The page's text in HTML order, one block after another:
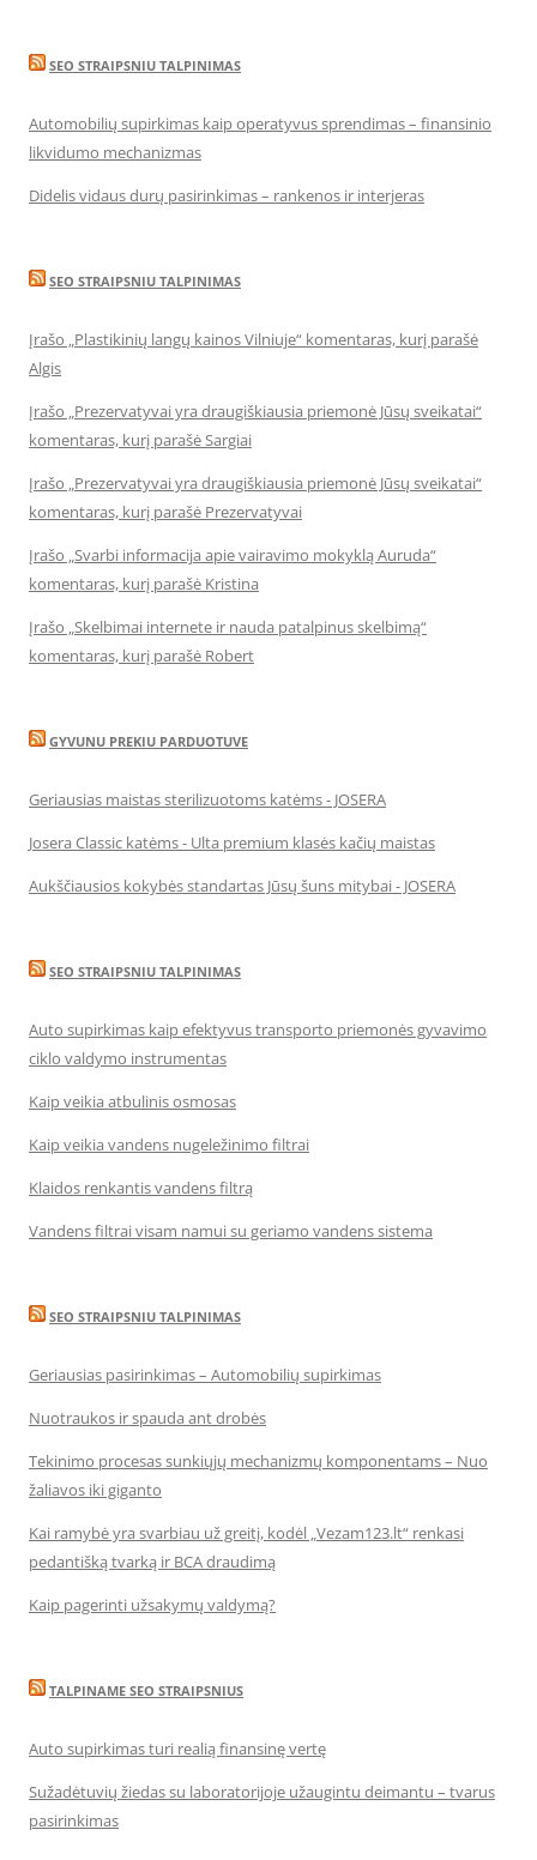
SEO STRAIPSNIU TALPINIMAS
Automobilių supirkimas kaip operatyvus sprendimas – finansinio
likvidumo mechanizmas
Didelis vidaus durų pasirinkimas – rankenos ir interjeras
SEO STRAIPSNIU TALPINIMAS
Įrašo „Plastikinių langų kainos Vilniuje“ komentaras, kurį parašė
Algis
Įrašo „Prezervatyvai yra draugiškiausia priemonė Jūsų sveikatai“
komentaras, kurį parašė Sargiai
Įrašo „Prezervatyvai yra draugiškiausia priemonė Jūsų sveikatai“
komentaras, kurį parašė Prezervatyvai
Įrašo „Svarbi informacija apie vairavimo mokyklą Auruda“
komentaras, kurį parašė Kristina
Įrašo „Skelbimai internete ir nauda patalpinus skelbimą“
komentaras, kurį parašė Robert
GYVUNU PREKIU PARDUOTUVE
Geriausias maistas sterilizuotoms katėms - JOSERA
Josera Classic katėms - Ulta premium klasės kačių maistas
Aukščiausios kokybės standartas Jūsų šuns mitybai - JOSERA
SEO STRAIPSNIU TALPINIMAS
Auto supirkimas kaip efektyvus transporto priemonės gyvavimo
ciklo valdymo instrumentas
Kaip veikia atbulinis osmosas
Kaip veikia vandens nugeležinimo filtrai
Klaidos renkantis vandens filtrą
Vandens filtrai visam namui su geriamo vandens sistema
SEO STRAIPSNIU TALPINIMAS
Geriausias pasirinkimas – Automobilių supirkimas
Nuotraukos ir spauda ant drobės
Tekinimo procesas sunkiųjų mechanizmų komponentams – Nuo
žaliavos iki giganto
Kai ramybė yra svarbiau už greitį, kodėl „Vezam123.lt“ renkasi
pedantišką tvarką ir BCA draudimą
Kaip pagerinti užsakymų valdymą?
TALPINAME SEO STRAIPSNIUS
Auto supirkimas turi realią finansinę vertę
Sužadėtuvių žiedas su laboratorijoje užaugintu deimantu – tvarus
pasirinkimas